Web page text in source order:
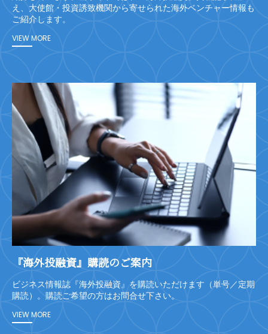
え、大使館・投資誘致機関から寄せられた海外ベンチャー情報も
ご紹介します。
VIEW MORE
『海外投融資』購読のご案内
ビジネス情報誌『海外投融資』を購読いただけます（単号／定期
購読）。購読ご希望の方はお問合せ下さい。
VIEW MORE